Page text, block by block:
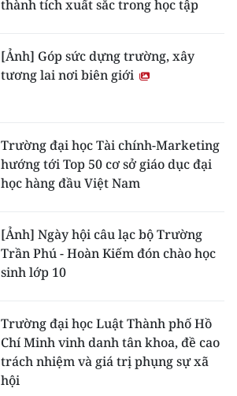
thành tích xuất sắc trong học tập
[Ảnh] Góp sức dựng trường, xây
tương lai nơi biên giới
Trường đại học Tài chính-Marketing
hướng tới Top 50 cơ sở giáo dục đại
học hàng đầu Việt Nam
[Ảnh] Ngày hội câu lạc bộ Trường
Trần Phú - Hoàn Kiếm đón chào học
sinh lớp 10
Trường đại học Luật Thành phố Hồ
Chí Minh vinh danh tân khoa, đề cao
trách nhiệm và giá trị phụng sự xã
hội